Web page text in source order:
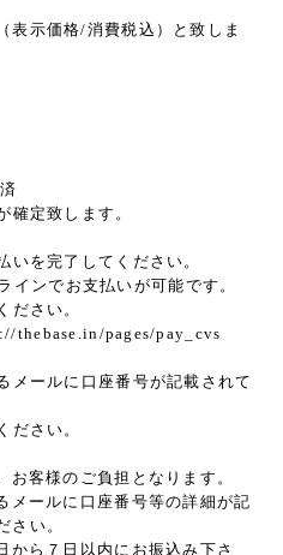
表示価格/消費税込）と致しま
確定致します。
いを完了してください。
インでお支払いが可能です。
ださい。
thebase.in/pages/pay_cvs
メールに口座番号が記載されて
ださい。
客様のご負担となります。
メールに口座番号等の詳細が記
さい。
ら７日以内にお振込み下さ